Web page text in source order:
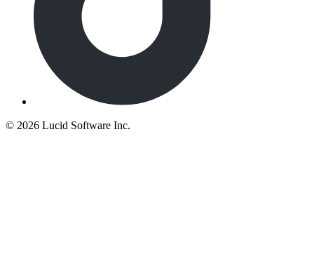
© 2026 Lucid Software Inc.